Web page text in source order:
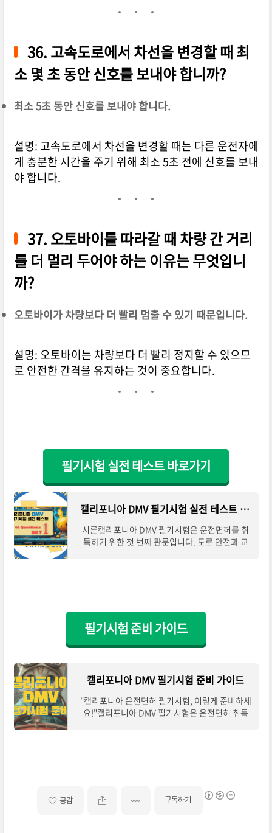
36. 고속도로에서 차선을 변경할 때 최
소 몇 초 동안 신호를 보내야 합니까?
최소 5초 동안 신호를 보내야 합니다.
설명: 고속도로에서 차선을 변경할 때는 다른 운전자에
게 충분한 시간을 주기 위해 최소 5초 전에 신호를 보내
야 합니다.
37. 오토바이를 따라갈 때 차량 간 거리
를 더 멀리 두어야 하는 이유는 무엇입니
까?
오토바이가 차량보다 더 빨리 멈출 수 있기 때문입니다.
설명: 오토바이는 차량보다 더 빨리 정지할 수 있으므
로 안전한 간격을 유지하는 것이 중요합니다.
필기시험 실전 테스트 바로가기
캘리포니아 DMV 필기시험 실전 테스트 세트 1
서론캘리포니아 DMV 필기시험은 운전면허를 취
득하기 위한 첫 번째 관문입니다. 도로 안전과 교
필기시험 준비 가이드
캘리포니아 DMV 필기시험 준비 가이드
"캘리포니아 운전면허 필기시험, 이렇게 준비하세
요!"캘리포니아 DMV 필기시험은 운전면허 취득
공감 구독하기